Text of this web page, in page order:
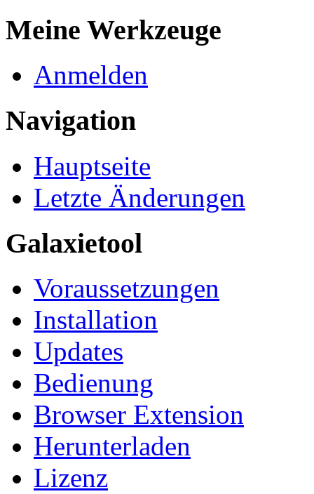
Meine Werkzeuge
Anmelden
Navigation
Hauptseite
Letzte Änderungen
Galaxietool
Voraussetzungen
Installation
Updates
Bedienung
Browser Extension
Herunterladen
Lizenz